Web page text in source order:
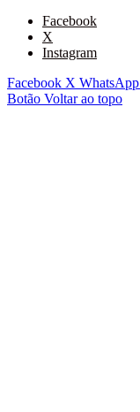
Facebook
X
Instagram
Facebook X WhatsApp
Botão Voltar ao topo